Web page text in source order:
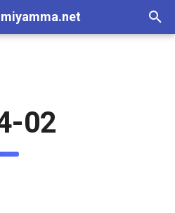
2026-07-16
2025-12-30
2026-07-16
2025-12-30
2026-07-05
2026-07-10
2026-07-05
2025-12-21
2026-07-05
2026-07-05
2025-12-21
2026-07-05
2025-12-21
2026-07-05
2026-07-05
2026-07-16
2025-12-30
2026-07-05
2025-12-21
2026-07-15
2026-07-04
2026-07-04
2026-07-15
2026-07-05
02